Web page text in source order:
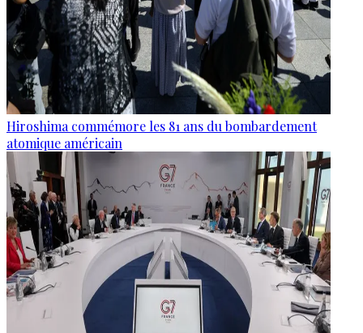
Hiroshima commémore les 81 ans du bombardement
atomique américain